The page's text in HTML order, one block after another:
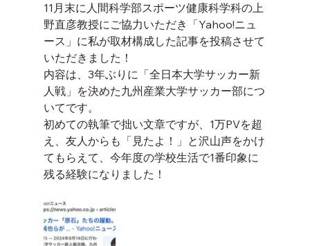
11月末に人間科学部スポーツ健康科学科の上
野直彦教授にご協力いただき「Yahoo!ニュ
ース」に私が取材構成した記事を投稿させて
いただきました！
内容は、3年ぶりに「全日本大学サッカー新
人戦」を決めた九州産業大学サッカー部につ
いてです。
初めての執筆で拙い文章ですが、1万PVを超
え、友人からも「見たよ！」と沢山声をかけ
てもらえて、今年度の学校生活で1番印象に
残る経験になりました！